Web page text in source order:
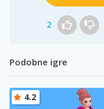
2
Podobne igre
4.2